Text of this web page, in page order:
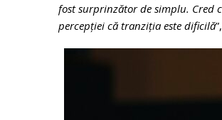
fost surprinzător de simplu. Cred
percepției că tranziția este dificilă